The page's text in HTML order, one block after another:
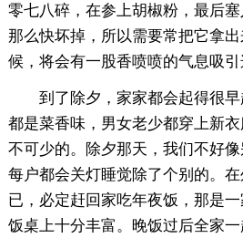
零七八碎，在参上胡椒粉，最后
那么快坏掉，所以需要常把它拿
候，将会有一股香喷喷的气息吸引
到了除夕，家家都会起得很
都是菜香味，男女老少都穿上新
不可少的。除夕那天，我们不好
每户都会关灯睡觉除了个别的。
已，必定赶回家吃年夜饭，那是
饭桌上十分丰富。晚饭过后全家